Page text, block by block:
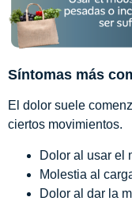
Síntomas más
El dolor suele
ciertos movimientos.
Dolor al usar el
Molestia al
Dolor al dar la